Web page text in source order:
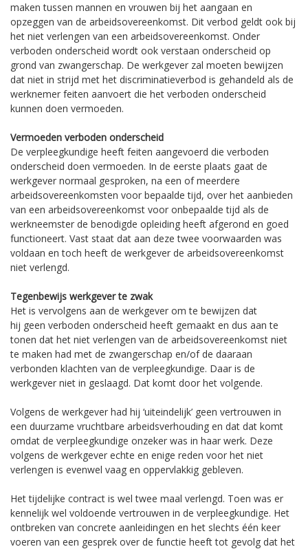
maken tussen mannen en vrouwen bij het aangaan en
opzeggen van de arbeidsovereenkomst. Dit verbod geldt ook bij
het niet verlengen van een arbeidsovereenkomst. Onder
verboden onderscheid wordt ook verstaan onderscheid op
grond van zwangerschap. De werkgever zal moeten bewijzen
dat niet in strijd met het discriminatieverbod is gehandeld als de
werknemer feiten aanvoert die het verboden onderscheid
kunnen doen vermoeden.
Vermoeden verboden onderscheid
De verpleegkundige heeft feiten aangevoerd die verboden
onderscheid doen vermoeden. In de eerste plaats gaat de
werkgever normaal gesproken, na een of meerdere
arbeidsovereenkomsten voor bepaalde tijd, over het aanbieden
van een arbeidsovereenkomst voor onbepaalde tijd als de
werkneemster de benodigde opleiding heeft afgerond en goed
functioneert. Vast staat dat aan deze twee voorwaarden was
voldaan en toch heeft de werkgever de arbeidsovereenkomst
niet verlengd.
Tegenbewijs werkgever te zwak
Het is vervolgens aan de werkgever om te bewijzen dat
hij geen verboden onderscheid heeft gemaakt en dus aan te
tonen dat het niet verlengen van de arbeidsovereenkomst niet
te maken had met de zwangerschap en/of de daaraan
verbonden klachten van de verpleegkundige. Daar is de
werkgever niet in geslaagd. Dat komt door het volgende.
Volgens de werkgever had hij ‘uiteindelijk’ geen vertrouwen in
een duurzame vruchtbare arbeidsverhouding en dat dat komt
omdat de verpleegkundige onzeker was in haar werk. Deze
volgens de werkgever echte en enige reden voor het niet
verlengen is evenwel vaag en oppervlakkig gebleven.
Het tijdelijke contract is wel twee maal verlengd. Toen was er
kennelijk wel voldoende vertrouwen in de verpleegkundige. Het
ontbreken van concrete aanleidingen en het slechts één keer
voeren van een gesprek over de functie heeft tot gevolg dat het